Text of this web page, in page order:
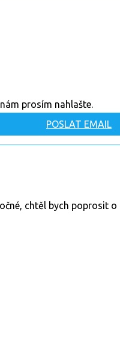
prosím nahlašte.
POSLAT EMAIL
chtěl bych poprosit o ...